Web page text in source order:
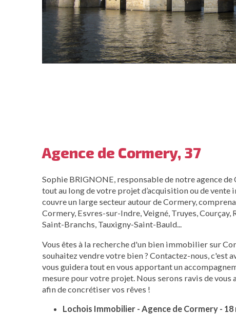
Agence de Cormery, 37
Sophie BRIGNONE, responsable de notre agence de
tout au long de votre projet d’acquisition ou de
couvre un large secteur autour de Cormery,
Cormery, Esvres-sur-Indre, Veigné, Truyes, Courçay,
Saint-Branchs, Tauxigny-Saint-Bauld...
Vous êtes à la recherche d'un bien immobilier sur
souhaitez vendre votre bien ? Contactez-nous, c'est
vous guidera tout en vous apportant un
mesure pour votre projet. Nous serons ravis de vous
afin de concrétiser vos rêves !
Lochois Immobilier - Agence de Cormery -